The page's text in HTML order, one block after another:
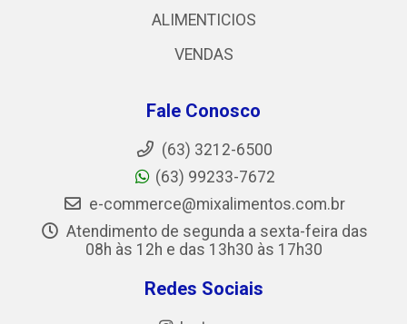
ALIMENTICIOS
VENDAS
Fale Conosco
(63) 3212-6500
(63) 99233-7672
e-commerce@mixalimentos.com.br
Atendimento de segunda a sexta-feira das
08h às 12h e das 13h30 às 17h30
Redes Sociais